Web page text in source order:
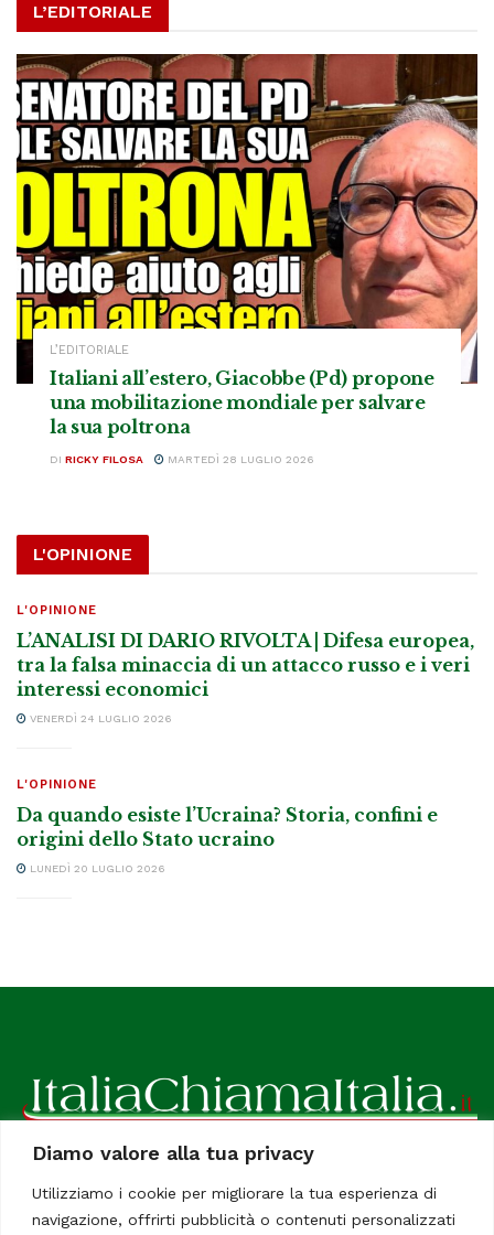
Diamo valore alla tua privacy
Utilizziamo i cookie per migliorare la tua esperienza di
navigazione, offrirti pubblicità o contenuti personalizzati
L’EDITORIALE
L’EDITORIALE
Italiani all’estero, Giacobbe (Pd) propone
una mobilitazione mondiale per salvare
la sua poltrona
DI RICKY FILOSA MARTEDÌ 28 LUGLIO 2026
L'OPINIONE
L'OPINIONE
L’ANALISI DI DARIO RIVOLTA | Difesa europea,
tra la falsa minaccia di un attacco russo e i veri
interessi economici
VENERDÌ 24 LUGLIO 2026
L'OPINIONE
Da quando esiste l’Ucraina? Storia, confini e
origini dello Stato ucraino
LUNEDÌ 20 LUGLIO 2026
ItaliaChiamaItalia, il TUO quotidiano online preferito.
Dedicato in particolare a tutti gli italiani residenti all'estero.